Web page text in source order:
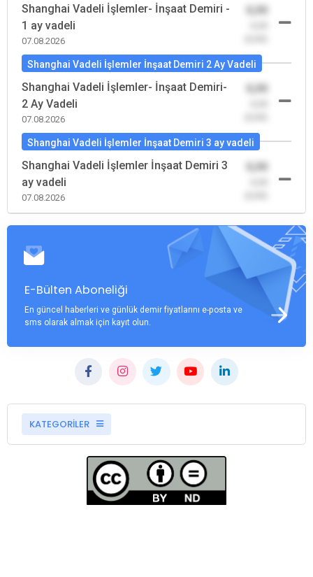
Shanghai Vadeli İşlemler- İnşaat Demiri -
1 ay vadeli
07.08.2026
0,00
Shanghai Vadeli İşlemler İnşaat Demiri 2 Ay Vadeli
Shanghai Vadeli İşlemler- İnşaat Demiri-
2 Ay Vadeli
07.08.2026
0,00
Shanghai Vadeli İşlemler İnşaat Demiri 3 ay vadeli
Shanghai Vadeli İşlemler İnşaat Demiri 3
ay vadeli
07.08.2026
0,00
E-Bülten Aboneliği
En güncel haberleri ve günlük demir fiyatlarını e-posta ve
sms olarak almak için kayıt olun.
KATEGORİLER